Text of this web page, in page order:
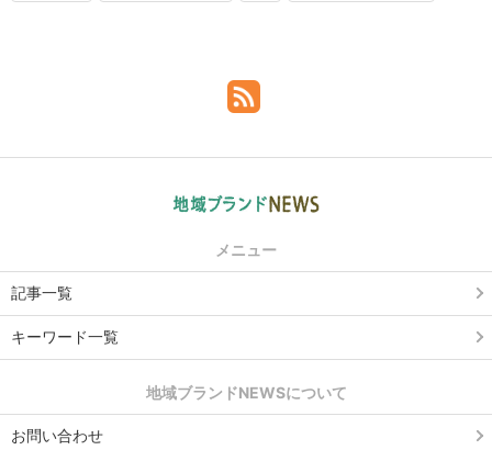
メニュー
記事一覧
キーワード一覧
地域ブランドNEWSについて
お問い合わせ